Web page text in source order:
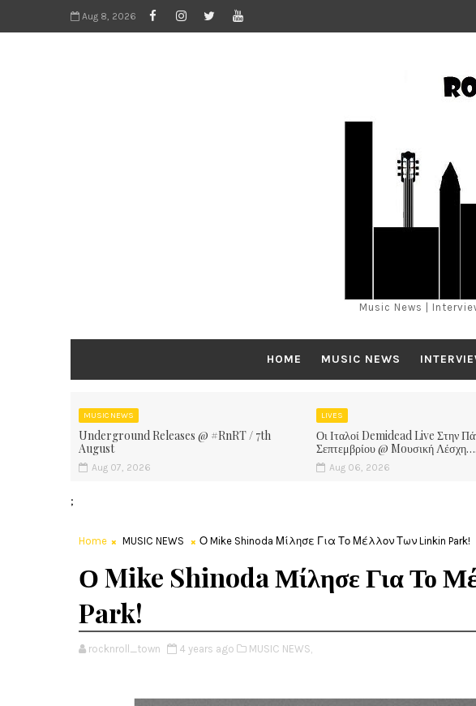
Aug 8, 2026
Music News |
HOME MUSIC NEWS
MUSIC NEWS
Underground Releases @ #RnRT / 7th
August
Aug 07, 2026
LIVES
Οι Ιταλοί Demidead Live Στην
Σεπτεμβρίου @ Moυσική
Aug 06, 2026
;
Home MUSIC NEWS Ο Mike Shinoda Μίλησε Για Το Μέλλον Των Linkin Park!
Ο Mike Shinoda Μίλησε Για Το
Park!
rocknroll_town 4 years ago MUSIC NEWS,